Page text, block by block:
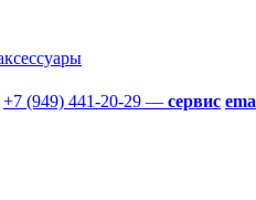
+7 (949) 441-20-29 — сервис